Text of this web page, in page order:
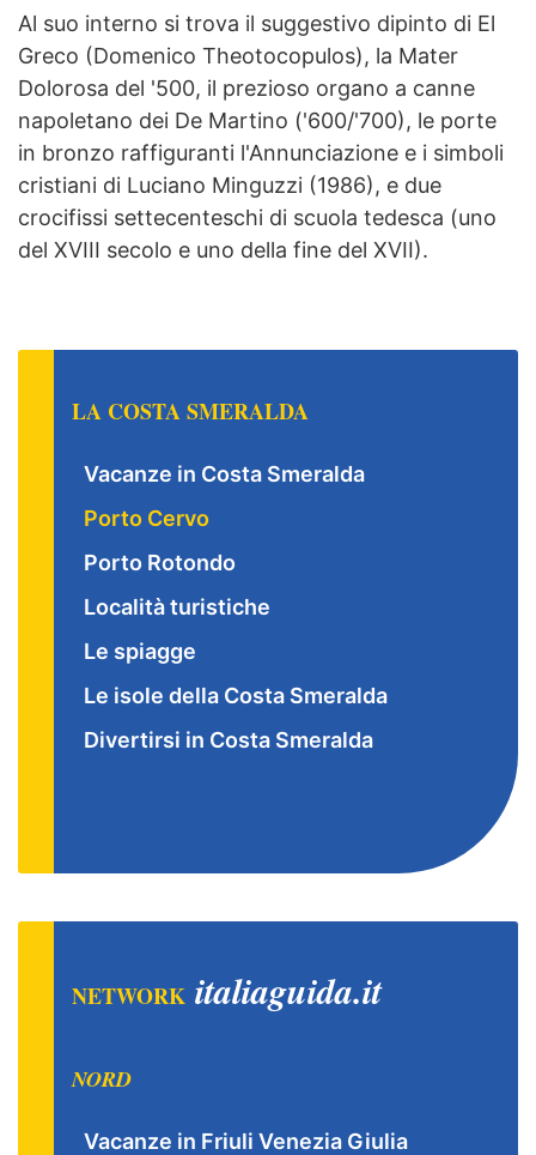
Al suo interno si trova il suggestivo dipinto di El
Greco (Domenico Theotocopulos), la Mater
Dolorosa del '500, il prezioso organo a canne
napoletano dei De Martino ('600/'700), le porte
in bronzo raffiguranti l'Annunciazione e i simboli
cristiani di Luciano Minguzzi (1986), e due
crocifissi settecenteschi di scuola tedesca (uno
del XVIII secolo e uno della fine del XVII).
LA COSTA SMERALDA
Vacanze in Costa Smeralda
Porto Cervo
Porto Rotondo
Località turistiche
Le spiagge
Le isole della Costa Smeralda
Divertirsi in Costa Smeralda
NETWORK italiaguida.it
NORD
Vacanze in Friuli Venezia Giulia